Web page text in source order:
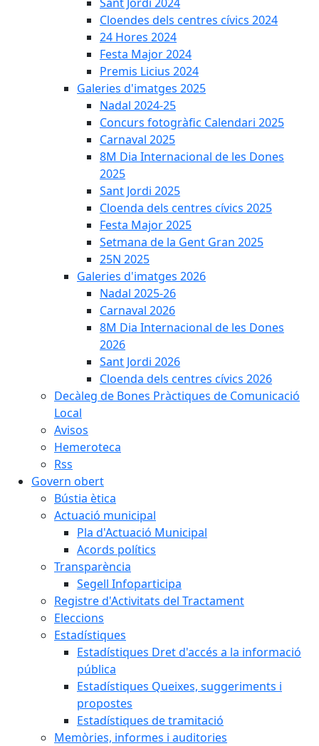
Cloendes dels centres cívics 2024
24 Hores 2024
Festa Major 2024
Premis Licius 2024
Galeries d'imatges 2025
Nadal 2024-25
Concurs fotogràfic Calendari 2025
Carnaval 2025
8M Dia Internacional de les Dones
2025
Sant Jordi 2025
Cloenda dels centres cívics 2025
Festa Major 2025
Setmana de la Gent Gran 2025
25N 2025
Galeries d'imatges 2026
Nadal 2025-26
Carnaval 2026
8M Dia Internacional de les Dones
2026
Sant Jordi 2026
Cloenda dels centres cívics 2026
Decàleg de Bones Pràctiques de Comunicació
Local
Avisos
Hemeroteca
Rss
Govern obert
Bústia ètica
Actuació municipal
Pla d'Actuació Municipal
Acords polítics
Transparència
Segell Infoparticipa
Registre d'Activitats del Tractament
Eleccions
Estadístiques
Estadístiques Dret d'accés a la informació
pública
Estadístiques Queixes, suggeriments i
propostes
Estadístiques de tramitació
Memòries, informes i auditories